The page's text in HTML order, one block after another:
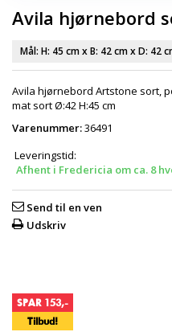
Avila hjørnebord
Mål: H: 45 cmx B: 42 cmx D: 42
Avila hjørnebord Artstone sort,
mat sort Ø:42 H:45 cm
Varenummer:36491
Leveringstid:
Afhent i Fredericia om ca. 8
Send til en ven
Udskriv
SPAR 153,-
Tilbud!